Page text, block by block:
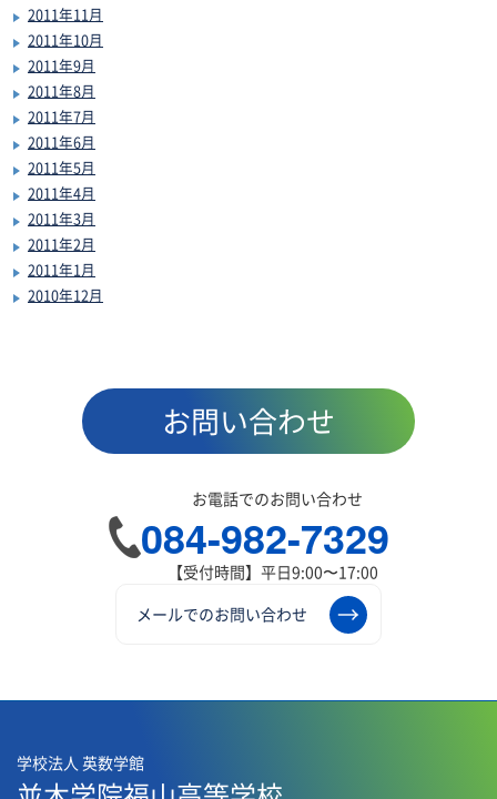
2011年11月
2011年10月
2011年9月
2011年8月
2011年7月
2011年6月
2011年5月
2011年4月
2011年3月
2011年2月
2011年1月
2010年12月
お問い合わせ
お電話でのお問い合わせ
084-982-7329
【受付時間】平日9:00〜17:00
メールでのお問い合わせ
学校法人 英数学館